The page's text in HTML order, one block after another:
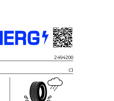
2494200
C1